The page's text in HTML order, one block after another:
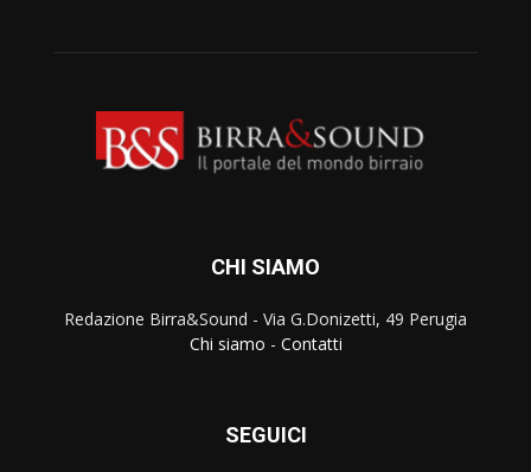
CHI SIAMO
Redazione Birra&Sound - Via G.Donizetti, 49 Perugia
Chi siamo - Contatti
SEGUICI